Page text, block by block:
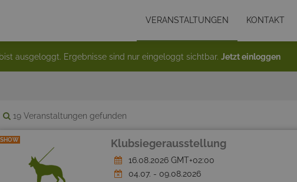
VERANSTALTUNGEN KONTAKT
ausgeloggt. Ergebnisse sind nur eingeloggt sichtbar. Jetzt einloggen
19 Veranstaltungen gefunden
SHOW Klubsiegerausstellung
16.08.2026 GMT+02:00
04.07. - 09.08.2026